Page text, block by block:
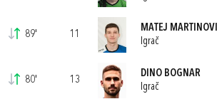
89'
80'
11
MATEJ
Igrač
13
DINO BOGNAR
Igrač